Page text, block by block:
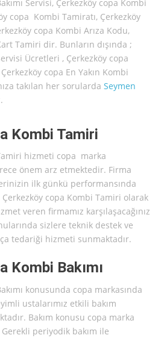
Servisi, Çerkezköy copa Kombi
copa Kombi Tamiratı, Çerkezköy
copa Kombi Arıza Kodu,
Tamiri dir. Bunların dışında ;
Ücretleri , Çerkezköy copa
copa En Yakın Kombi
takılan her sorularda Seymen
Kombi Tamiri
hizmeti copa marka
önem arz etmektedir. Firma
ilk günkü performansında
Çerkezköy copa Kombi Tamiri olarak
veren firmamız karşılaşacağınız
sizlere teknik destek ve
tedariği hizmeti sunmaktadır.
Kombi Bakımı
konusunda copa markasında
ustalarımız etkili bakım
Bakım konusu copa marka
periyodik bakım ile